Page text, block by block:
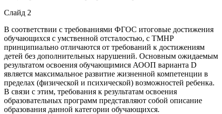
Слайд 2
В соответствии с требованиями ФГОС итоговые достижения
обучающихся с умственной отсталостью, с ТМНР
принципиально отличаются от требований к достижениям
детей без дополнительных нарушений. Основным ожидаемым
результатом освоения обучающимися АООП варианта D
является максимальное развитие жизненной компетенции в
пределах (физической и психической) возможностей ребенка.
В связи с этим, требования к результатам освоения
образовательных программ представляют собой описание
образования данной категории обучающихся.